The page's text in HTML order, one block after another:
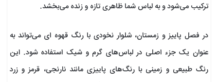
ترکیب می‌شود و به لباس شما ظاهری تازه و زنده می‌بخشد.
در فصل پاییز و زمستان، شلوار نخودی با رنگ قهوه ای می‌تواند به
عنوان یک جزء اصلی در لباس‌های گرم و شیک استفاده شود. این
رنگ طبیعی و زمینی با رنگ‌های پاییزی مانند نارنجی، قرمز و زرد